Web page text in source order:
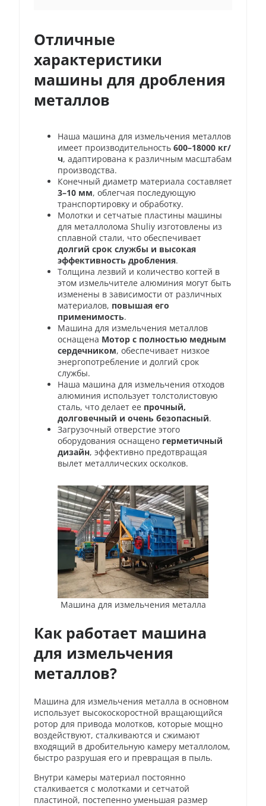
Отличные
характеристики
машины для дробления
металлов
Наша машина для измельчения металлов
имеет производительность 600–18000 кг/
ч, адаптирована к различным масштабам
производства.
Конечный диаметр материала составляет
3–10 мм, облегчая последующую
транспортировку и обработку.
Молотки и сетчатые пластины машины
для металлолома Shuliy изготовлены из
сплавной стали, что обеспечивает
долгий срок службы и высокая
эффективность дробления.
Толщина лезвий и количество когтей в
этом измельчителе алюминия могут быть
изменены в зависимости от различных
материалов, повышая его
применимость.
Машина для измельчения металлов
оснащена Мотор с полностью медным
сердечником, обеспечивает низкое
энергопотребление и долгий срок
службы.
Наша машина для измельчения отходов
алюминия использует толстолистовую
сталь, что делает ее прочный,
долговечный и очень безопасный.
Загрузочный отверстие этого
оборудования оснащено герметичный
дизайн, эффективно предотвращая
вылет металлических осколков.
Машина для измельчения металла
Как работает машина
для измельчения
металлов?
Машина для измельчения металла в основном
использует высокоскоростной вращающийся
ротор для привода молотков, которые мощно
воздействуют, сталкиваются и сжимают
входящий в дробительную камеру металлолом,
быстро разрушая его и превращая в пыль.
Внутри камеры материал постоянно
сталкивается с молотками и сетчатой
пластиной, постепенно уменьшая размер